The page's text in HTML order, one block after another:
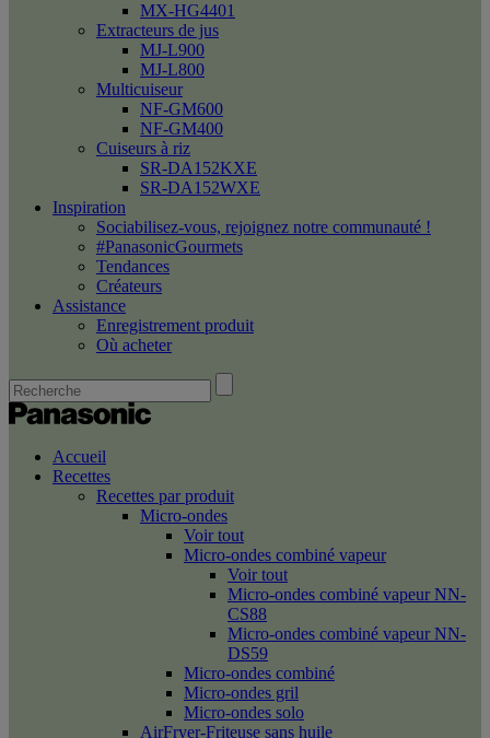
MX-HG4401
Extracteurs de jus
MJ-L900
MJ-L800
Multicuiseur
NF-GM600
NF-GM400
Cuiseurs à riz
SR-DA152KXE
SR-DA152WXE
Inspiration
Sociabilisez-vous, rejoignez notre communauté !
#PanasonicGourmets
Tendances
Créateurs
Assistance
Enregistrement produit
Où acheter
Accueil
Recettes
Recettes par produit
Micro-ondes
Voir tout
Micro-ondes combiné vapeur
Voir tout
Micro-ondes combiné vapeur NN-
CS88
Micro-ondes combiné vapeur NN-
DS59
Micro-ondes combiné
Micro-ondes gril
Micro-ondes solo
AirFryer-Friteuse sans huile